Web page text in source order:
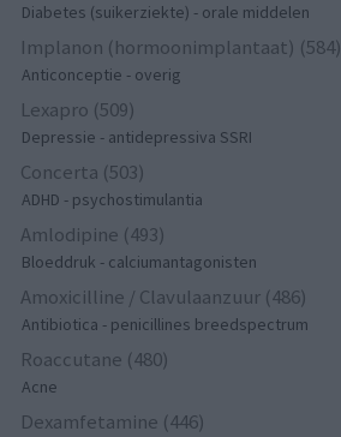
Diabetes (suikerziekte) - orale middelen
Implanon (hormoonimplantaat) (584)
Anticonceptie - overig
Lexapro (509)
Depressie - antidepressiva SSRI
Concerta (503)
ADHD - psychostimulantia
Amlodipine (493)
Bloeddruk - calciumantagonisten
Amoxicilline / Clavulaanzuur (486)
Antibiotica - penicillines breedspectrum
Roaccutane (480)
Acne
Dexamfetamine (446)